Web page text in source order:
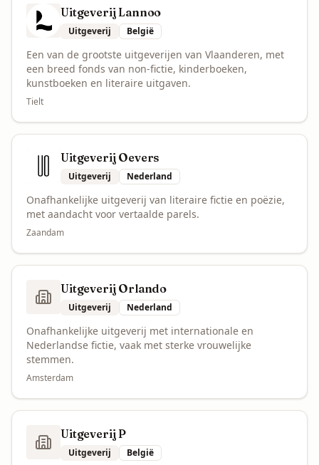
Uitgeverij Lannoo
Uitgeverij België
Een van de grootste uitgeverijen van Vlaanderen, met
een breed fonds van non-fictie, kinderboeken,
kunstboeken en literaire uitgaven.
Tielt
Uitgeverij Oevers
Uitgeverij Nederland
Onafhankelijke uitgeverij van literaire fictie en poëzie,
met aandacht voor vertaalde parels.
Zaandam
Uitgeverij Orlando
Uitgeverij Nederland
Onafhankelijke uitgeverij met internationale en
Nederlandse fictie, vaak met sterke vrouwelijke
stemmen.
Amsterdam
Uitgeverij P
Uitgeverij België